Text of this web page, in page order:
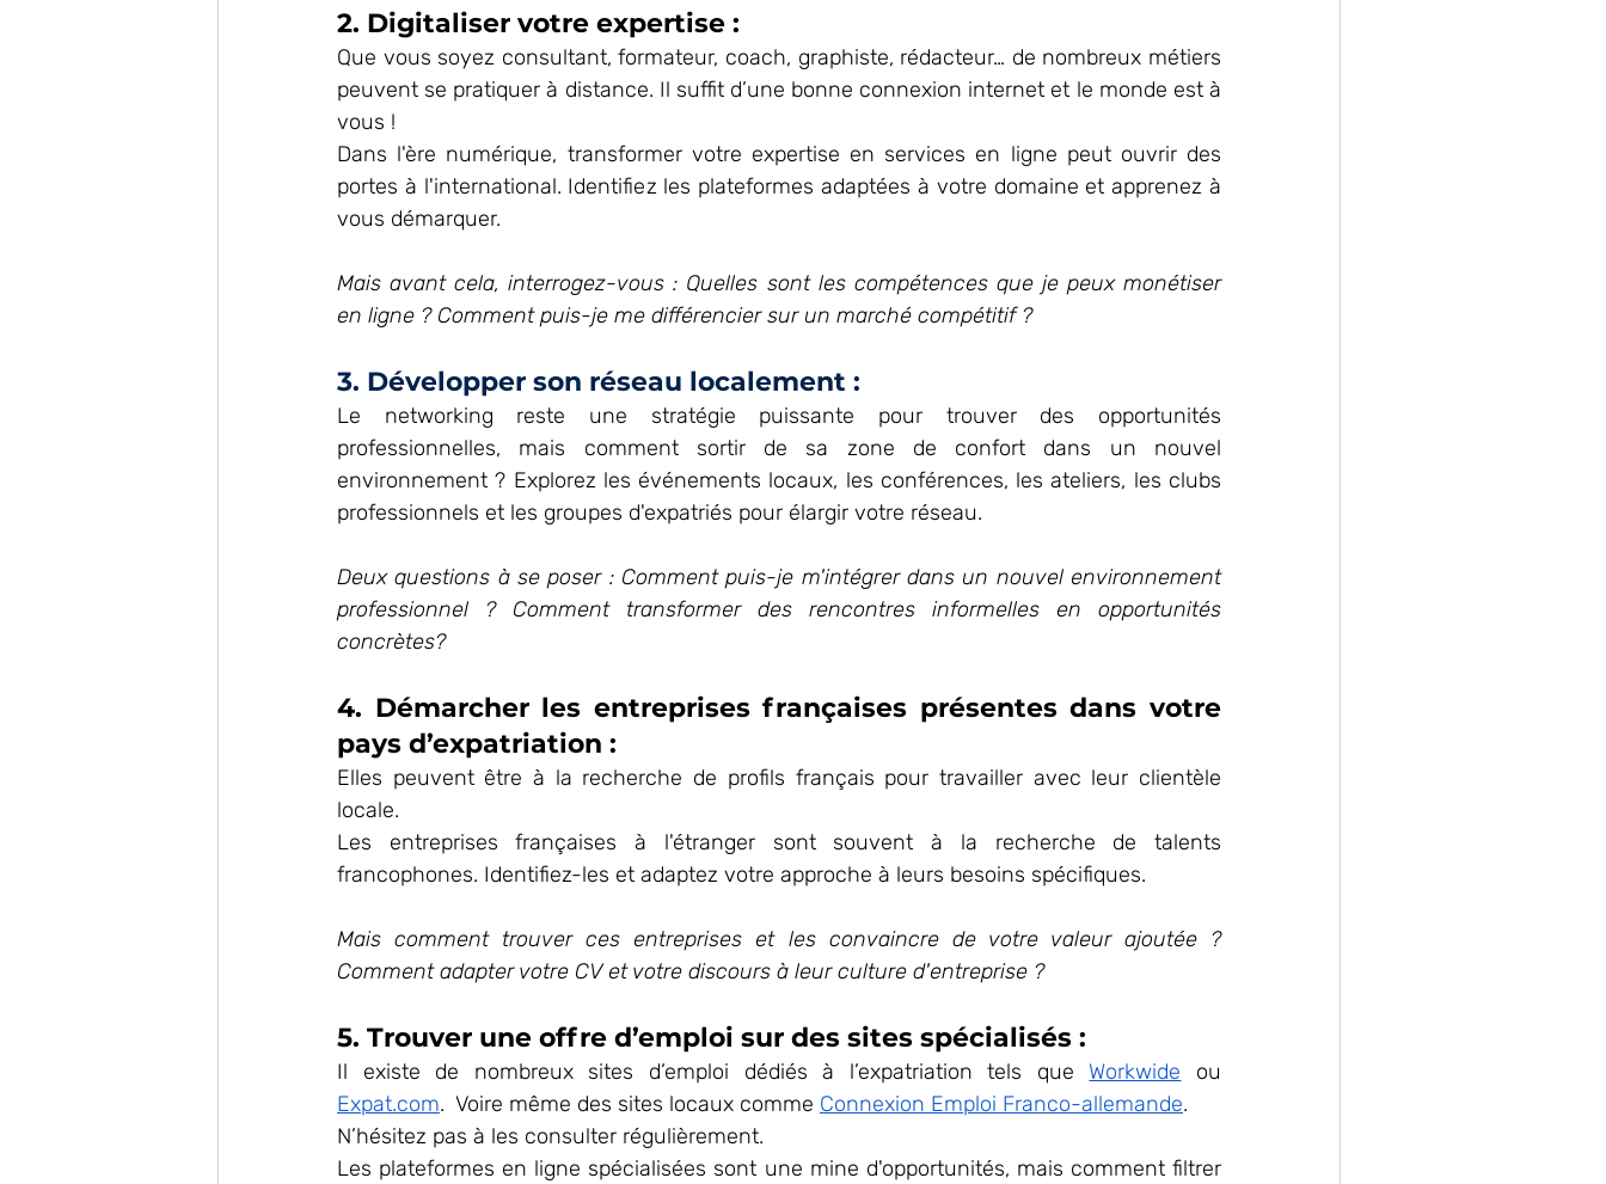
2. Digitaliser votre expertise :
Que vous soyez consultant, formateur, coach, graphiste, rédacteur… de nombreux métiers
peuvent se pratiquer à distance. Il suffit d’une bonne connexion internet et le monde est à
vous !
Dans l'ère numérique, transformer votre expertise en services en ligne peut ouvrir des
portes à l'international. Identifiez les plateformes adaptées à votre domaine et apprenez à
vous démarquer.
Mais avant cela, interrogez-vous : Quelles sont les compétences que je peux monétiser
en ligne ? Comment puis-je me différencier sur un marché compétitif ?
3. Développer son réseau localement :
Le networking reste une stratégie puissante pour trouver des opportunités
professionnelles, mais comment sortir de sa zone de confort dans un nouvel
environnement ? Explorez les événements locaux, les conférences, les ateliers, les clubs
professionnels et les groupes d'expatriés pour élargir votre réseau.
Deux questions à se poser : Comment puis-je m'intégrer dans un nouvel environnement
professionnel ? Comment transformer des rencontres informelles en opportunités
concrètes?
4. Démarcher les entreprises françaises présentes dans votre
pays d’expatriation :
Elles peuvent être à la recherche de profils français pour travailler avec leur clientèle
locale.
Les entreprises françaises à l'étranger sont souvent à la recherche de talents
francophones. Identifiez-les et adaptez votre approche à leurs besoins spécifiques.
Mais comment trouver ces entreprises et les convaincre de votre valeur ajoutée ?
Comment adapter votre CV et votre discours à leur culture d'entreprise ?
5. Trouver une offre d’emploi sur des sites spécialisés :
Il existe de nombreux sites d’emploi dédiés à l’expatriation tels que Workwide
Expat.com.  Voire même des sites locaux comme Connexion Emploi Franco-allemande.
N’hésitez pas à les consulter régulièrement.
Les plateformes en ligne spécialisées sont une mine d'opportunités, mais comment filtrer